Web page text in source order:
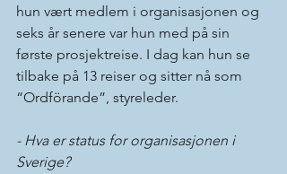
hun vært medlem i organisasjonen og
seks år senere var hun med på sin
første prosjektreise. I dag kan hun se
tilbake på 13 reiser og sitter nå som
“Ordförande”, styreleder.
- Hva er status for organisasjonen i
Sverige?